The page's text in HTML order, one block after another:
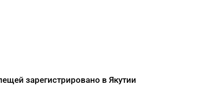
Нера
зарегистрировано в Якутии